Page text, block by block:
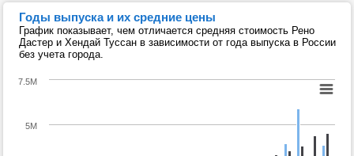
Годы выпуска и их средние цены
График показывает, чем отличается средняя стоимость Рено
Дастер и Хендай Туссан в зависимости от года выпуска в России
без учета города.
5M
7.5M